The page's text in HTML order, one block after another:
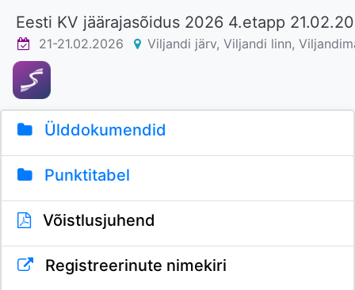
Eesti KV jäärajasõidus 2026 4.etapp
21-21.02.2026 Viljandi järv, Viljandi linn,
Ülddokumendid
Punktitabel
Võistlusjuhend
Registreerinute nimekiri